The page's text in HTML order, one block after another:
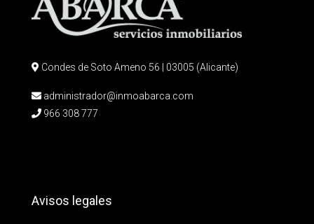
Condes de Soto Ameno 56 | 03005 (Alicante)
administrador@inmoabarca.com
966 308 777
Avisos legales